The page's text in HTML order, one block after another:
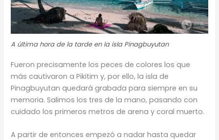
A última hora de la tarde en la isla Pinagbuyutan
Fueron precisamente los peces de colores los que
más cautivaron a Pikitim y, por ello, la isla de
Pinagbuyutan quedará grabada para siempre en su
memoria. Salimos los tres de la mano, pasando con
cuidado los primeros metros de arena y coral muerto.
A partir de entonces empezó a nadar hasta quedar